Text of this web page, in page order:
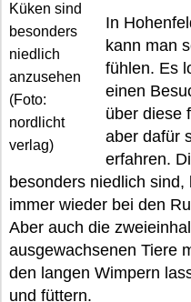
Küken sind
besonders
niedlich
anzusehen
(Foto:
nordlicht
verlag)
In
kann man
fühlen. Es
einen
über diese
aber dafür
erfahren.
besonders niedlich
immer wieder bei den
Aber auch die
ausgewachsenen Tiere
den langen Wimpern
und füttern.